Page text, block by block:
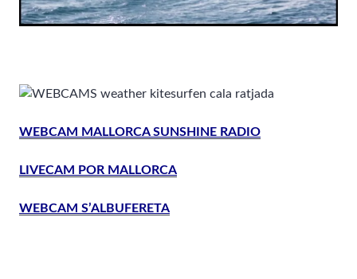
WEBCAM MALLORCA SUNSHINE RADIO
LIVECAM POR MALLORCA
WEBCAM S’ALBUFERETA